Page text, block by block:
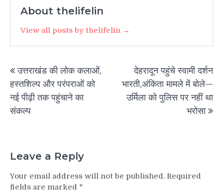
About thelifelin
View all posts by thelifelin →
navigation
उत्तराखंड की लोक कलाओं,
हस्तशिल्प और परंपराओं को
नई पीढ़ी तक पहुंचाने का
संकल्प
देहरादून पहुंचे स्वामी दर्शन
भारती,अंकिता मामले में बोले—
उर्मिला को पुलिस पर नहीं था
भरोसा
Leave a Reply
Your email address will not be published. Required
fields are marked *